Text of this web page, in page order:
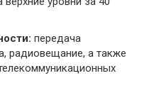
передача
радиовещание, а также